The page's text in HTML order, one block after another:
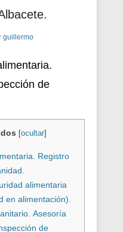
guillermo
de
[ocultar]
Registro
alimentaria
en alimentación).
Asesoría
de